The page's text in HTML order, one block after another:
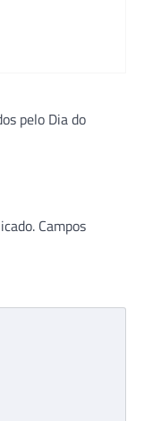
pelo Dia do
Campos